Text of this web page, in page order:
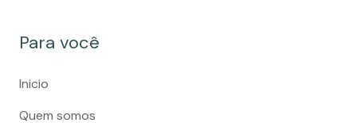
Para você
Inicio
Quem somos